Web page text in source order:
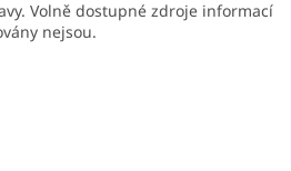
Volně dostupné zdroje informací
nejsou.